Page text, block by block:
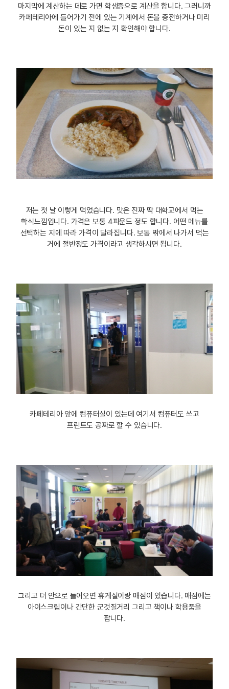
마지막에 계산하는 데로 가면 학생증으로 계산을 합니다. 그러니까
카페테리아에 들어가기 전에 있는 기계에서 돈을 충전하거나 미리
돈이 있는 지 없는 지 확인해야 합니다.
저는 첫 날 이렇게 먹었습니다. 맛은 진짜 딱 대학교에서 먹는
학식느낌입니다. 가격은 보통 4파운드 정도 합니다. 어떤 메뉴를
선택하는 지에 따라 가격이 달라집니다. 보통 밖에서 나가서 먹는
거에 절반정도 가격이라고 생각하시면 됩니다.
카페테리아 앞에 컴퓨터실이 있는데 여기서 컴퓨터도 쓰고
프린트도 공짜로 할 수 있습니다.
그리고 더 안으로 들어오면 휴게실이랑 매점이 있습니다. 매점에는
아이스크림이나 간단한 군것질거리 그리고 책이나 학용품을
팝니다.